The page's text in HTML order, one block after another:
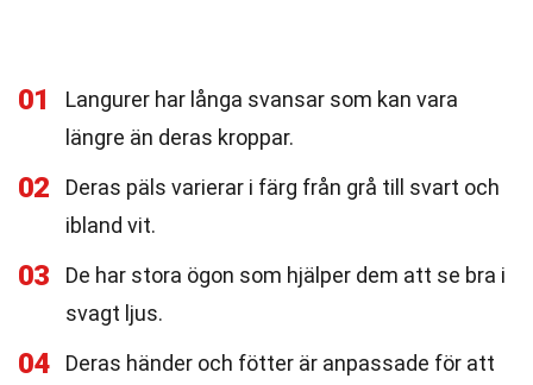
01
Langurer har långa svansar som kan vara
längre än deras kroppar.
02
Deras päls varierar i färg från grå till svart och
ibland vit.
03
De har stora ögon som hjälper dem att se bra i
svagt ljus.
04
Deras händer och fötter är anpassade för att